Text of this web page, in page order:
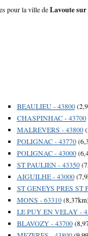
pour la ville deLavoute sur
BEAULIEU - 43800
CHASPINHAC - 43700
MALREVERS - 43800
POLIGNAC - 43770
POLIGNAC - 43000
ST PAULIEN - 43350
AIGUILHE - 43000
ST GENEYS PRES ST
MONS - 63310
LE PUY EN VELAY -
BLAVOZY - 43700